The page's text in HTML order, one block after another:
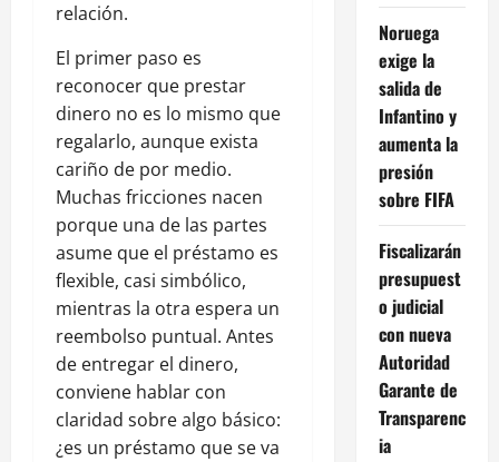
relación.
El primer paso es
reconocer que prestar
dinero no es lo mismo que
regalarlo, aunque exista
cariño de por medio.
Muchas fricciones nacen
porque una de las partes
asume que el préstamo es
flexible, casi simbólico,
mientras la otra espera un
reembolso puntual. Antes
de entregar el dinero,
conviene hablar con
claridad sobre algo básico:
¿es un préstamo que se va
Noruega
exige la
salida de
Infantino y
aumenta la
presión
sobre FIFA
Fiscalizarán
presupuest
o judicial
con nueva
Autoridad
Garante de
Transparenc
ia